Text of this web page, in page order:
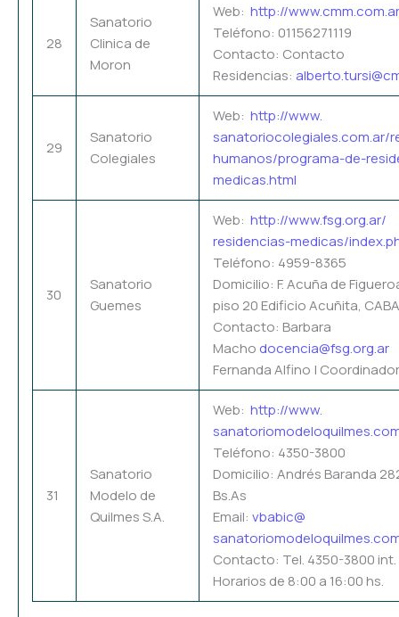
28
Sanatorio
Clinica de
Moron
Web: http://www.cmm.com.ar
Teléfono: 01156271119
Contacto: Contacto
Residencias:
29
Sanatorio
Colegiales
Web: http://www.
sanatoriocolegiales.com.ar/
humanos/programa-de-
medicas.html
30
Sanatorio
Guemes
Web: http://www.fsg.org.ar/
residencias-medicas/
Teléfono: 4959-8365
Domicilio: F. Acuña de
piso 20 Edificio Acuñita, CABA
Contacto: Barbara
Macho docencia@fsg.org.ar
Fernanda Alfino |
31
Sanatorio
Modelo de
Quilmes S.A.
Web: http://www.
Teléfono: 4350-3800
Domicilio: Andrés Baranda
Bs.As
Email: vbabic@
Contacto: Tel. 4350-3800 int.
Horarios de 8:00 a 16:00 hs.